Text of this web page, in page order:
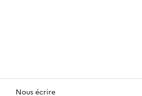
Nous écrire